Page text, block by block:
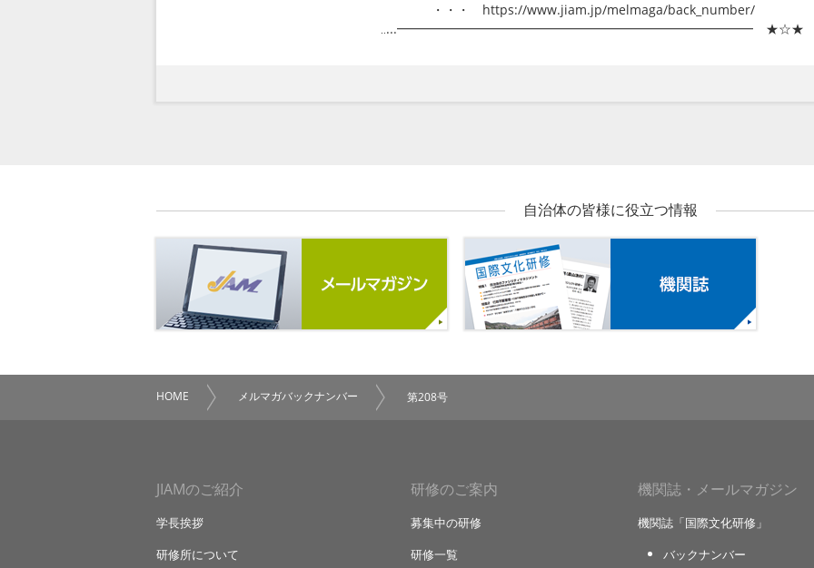
・・・ https://www.jiam.jp/melmaga/back_number/
‥...━━━━━━━━━━━━━━━━━━━━━━━━━━━━ ★☆★
自治体の皆様に役立つ情報
メールマガジン
HOME メルマガバックナンバー 第208号
JIAMのご紹介
学長挨拶
研修所について
研修のご案内
募集中の研修
研修一覧
機関誌・メールマガジン
機関誌「国際文化研修」
バックナンバー